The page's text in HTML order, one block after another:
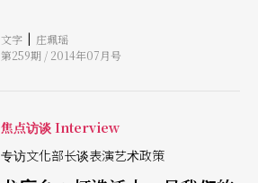
文字 | 庄珮瑶
第259期 / 2014年07月号
焦点访谈 Interview
专访文化部长谈表演艺术政策